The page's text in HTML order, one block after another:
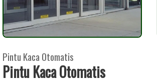
Pintu Kaca Otomatis
Pintu Kaca Otomatis